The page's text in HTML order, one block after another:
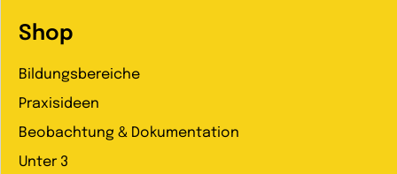
Shop
Bildungsbereiche
Praxisideen
Beobachtung & Dokumentation
Unter 3